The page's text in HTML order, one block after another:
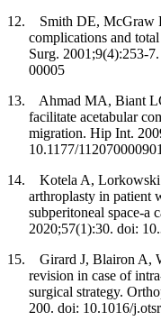
12. Smith DE, McGraw
complications and
Surg. 2001;9(4):253-
00005
13. Ahmad MA, Biant
facilitate acetabular
migration. Hip Int.
10.1177/
14. Kotela A, Lorkowski
arthroplasty in patient
subperitoneal space-a
2020;57(1):30. doi:
15. Girard J, Blairon A,
revision in case of
surgical strategy.
200. doi: 10.1016/